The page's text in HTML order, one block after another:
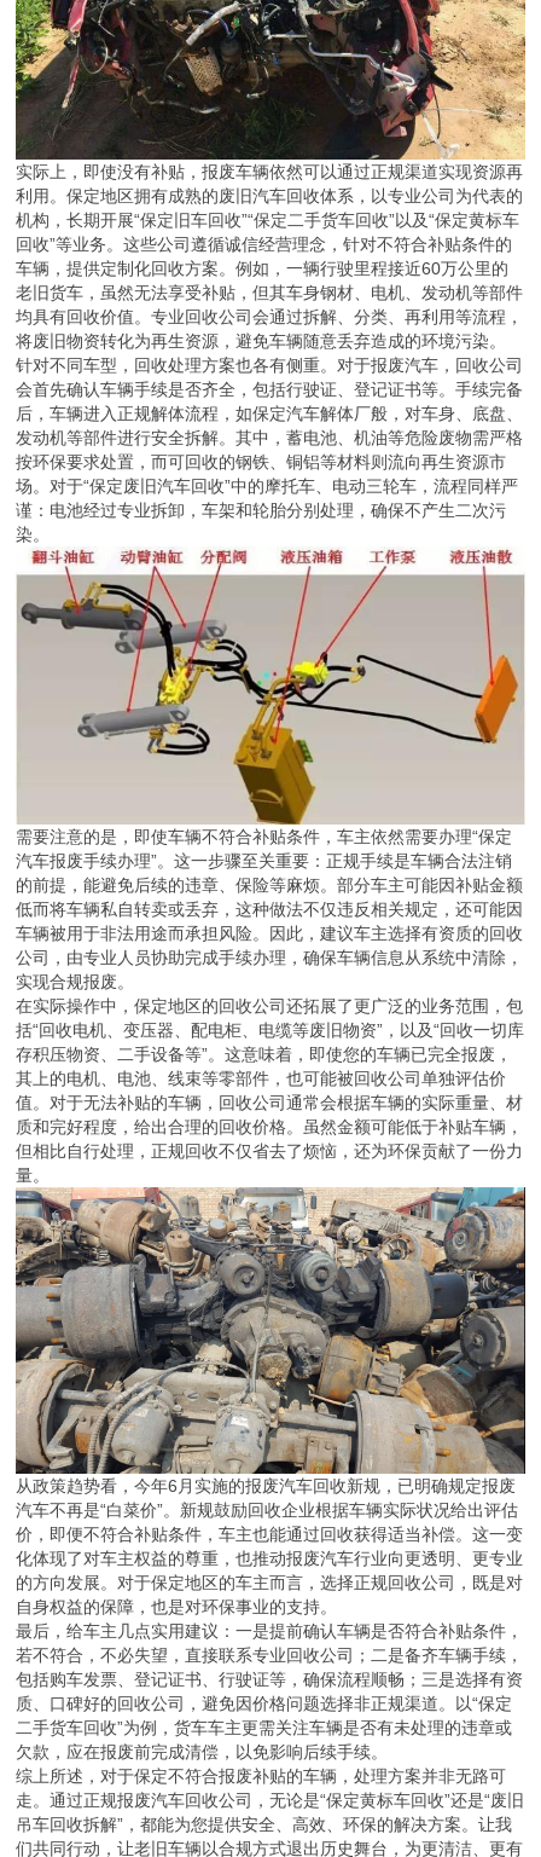
实际上，即使没有补贴，报废车辆依然可以通过正规渠道实现资源再
利用。保定地区拥有成熟的废旧汽车回收体系，以专业公司为代表的
机构，长期开展“保定旧车回收”“保定二手货车回收”以及“保定黄标车
回收”等业务。这些公司遵循诚信经营理念，针对不符合补贴条件的
车辆，提供定制化回收方案。例如，一辆行驶里程接近60万公里的
老旧货车，虽然无法享受补贴，但其车身钢材、电机、发动机等部件
均具有回收价值。专业回收公司会通过拆解、分类、再利用等流程，
将废旧物资转化为再生资源，避免车辆随意丢弃造成的环境污染。
针对不同车型，回收处理方案也各有侧重。对于报废汽车，回收公司
会首先确认车辆手续是否齐全，包括行驶证、登记证书等。手续完备
后，车辆进入正规解体流程，如保定汽车解体厂般，对车身、底盘、
发动机等部件进行安全拆解。其中，蓄电池、机油等危险废物需严格
按环保要求处置，而可回收的钢铁、铜铝等材料则流向再生资源市
场。对于“保定废旧汽车回收”中的摩托车、电动三轮车，流程同样严
谨：电池经过专业拆卸，车架和轮胎分别处理，确保不产生二次污
染。
需要注意的是，即使车辆不符合补贴条件，车主依然需要办理“保定
汽车报废手续办理”。这一步骤至关重要：正规手续是车辆合法注销
的前提，能避免后续的违章、保险等麻烦。部分车主可能因补贴金额
低而将车辆私自转卖或丢弃，这种做法不仅违反相关规定，还可能因
车辆被用于非法用途而承担风险。因此，建议车主选择有资质的回收
公司，由专业人员协助完成手续办理，确保车辆信息从系统中清除，
实现合规报废。
在实际操作中，保定地区的回收公司还拓展了更广泛的业务范围，包
括“回收电机、变压器、配电柜、电缆等废旧物资”，以及“回收一切库
存积压物资、二手设备等”。这意味着，即使您的车辆已完全报废，
其上的电机、电池、线束等零部件，也可能被回收公司单独评估价
值。对于无法补贴的车辆，回收公司通常会根据车辆的实际重量、材
质和完好程度，给出合理的回收价格。虽然金额可能低于补贴车辆，
但相比自行处理，正规回收不仅省去了烦恼，还为环保贡献了一份力
量。
从政策趋势看，今年6月实施的报废汽车回收新规，已明确规定报废
汽车不再是“白菜价”。新规鼓励回收企业根据车辆实际状况给出评估
价，即便不符合补贴条件，车主也能通过回收获得适当补偿。这一变
化体现了对车主权益的尊重，也推动报废汽车行业向更透明、更专业
的方向发展。对于保定地区的车主而言，选择正规回收公司，既是对
自身权益的保障，也是对环保事业的支持。
最后，给车主几点实用建议：一是提前确认车辆是否符合补贴条件，
若不符合，不必失望，直接联系专业回收公司；二是备齐车辆手续，
包括购车发票、登记证书、行驶证等，确保流程顺畅；三是选择有资
质、口碑好的回收公司，避免因价格问题选择非正规渠道。以“保定
二手货车回收”为例，货车车主更需关注车辆是否有未处理的违章或
欠款，应在报废前完成清偿，以免影响后续手续。
综上所述，对于保定不符合报废补贴的车辆，处理方案并非无路可
走。通过正规报废汽车回收公司，无论是“保定黄标车回收”还是“废旧
吊车回收拆解”，都能为您提供安全、高效、环保的解决方案。让我
们共同行动，让老旧车辆以合规方式退出历史舞台，为更清洁、更有